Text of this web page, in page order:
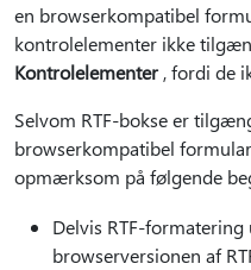
en browserkompatibel
kontrolelementer ikke
Kontrolelementer, fordi de
Selvom RTF-bokse er
browserkompatibel
opmærksom på følgende
Delvis RTF-
browserversionen af